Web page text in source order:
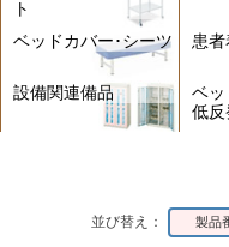
ト
ベッドカバー･シーツ 患者
設備関連備品
ベッ
低反
並び替え： 製品